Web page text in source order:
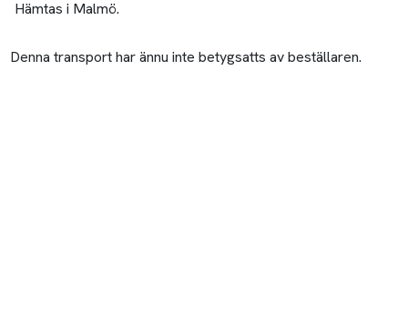
Hämtas i Malmö.
Denna transport har ännu inte betygsatts av beställaren.